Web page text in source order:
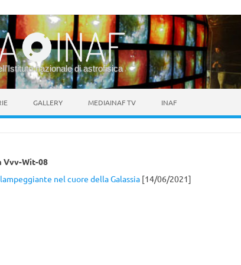
nazionale di astrofisica
GALLERY MEDIAINAF TV INAF
Vvv-Wit-08
nel cuore della Galassia[14/06/2021]